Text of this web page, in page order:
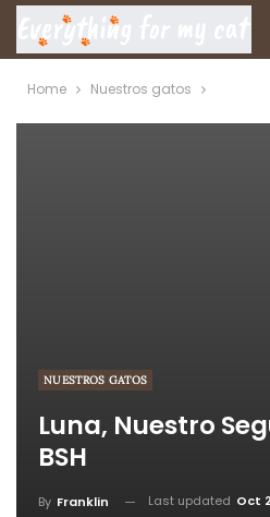
Home Nuestros gatos
NUESTROS GATOS
Luna, Nuestro
BSH
By Franklin Last updated Oct